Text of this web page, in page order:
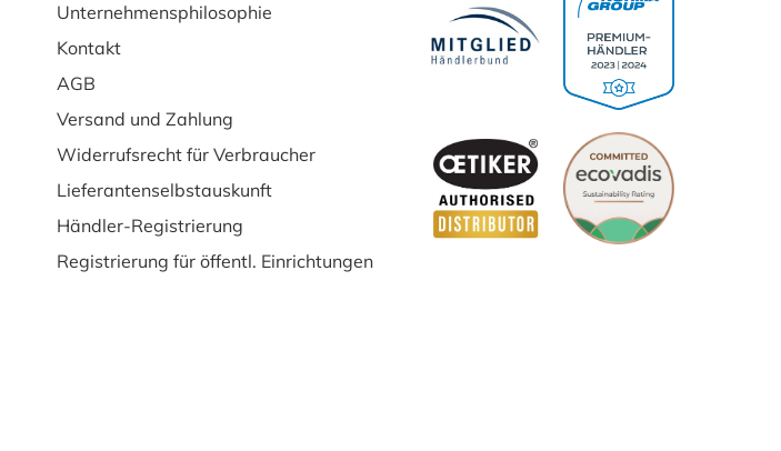
Unternehmensphilosophie
Kontakt
AGB
Versand und Zahlung
Widerrufsrecht für Verbraucher
Lieferantenselbstauskunft
Händler-Registrierung
Registrierung für öffentl. Einrichtungen